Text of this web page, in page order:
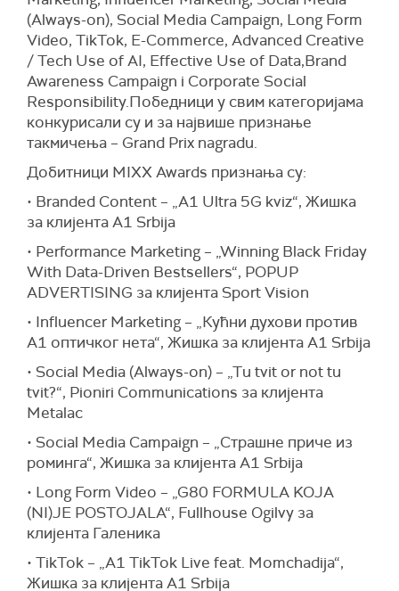
(Always-on), Social Media Campaign, Long Form
Video, TikTok, E-Commerce, Advanced Creative
/ Tech Use of AI, Effective Use of Data,Brand
Awareness Campaign i Corporate Social
Responsibility.Победници у свим категоријама
конкурисали су и за највише признање
такмичења – Grand Prix nagradu.
Добитници MIXX Awards признања су:
• Branded Content – „A1 Ultra 5G kviz“, Жишка
за клијента A1 Srbija
• Performance Marketing – „Winning Black Friday
With Data-Driven Bestsellers“, POPUP
ADVERTISING за клијента Sport Vision
• Influencer Marketing – „Кућни духови против
A1 оптичког нета“, Жишка за клијента A1 Srbija
• Social Media (Always-on) – „Tu tvit or not tu
tvit?“, Pioniri Communications за клијента
Metalac
• Social Media Campaign – „Страшне приче из
роминга“, Жишка за клијента A1 Srbija
• Long Form Video – „G80 FORMULA KOJA
(NI)JE POSTOJALA“, Fullhouse Ogilvy за
клијента Галеника
• TikTok – „A1 TikTok Live feat. Momchadija“,
Жишка за клијента A1 Srbija